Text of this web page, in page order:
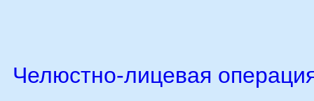
Челюстно-лицевая